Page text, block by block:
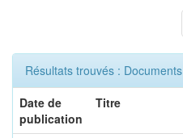
Résultats trouvés : Documents
Date de
publication
Titre